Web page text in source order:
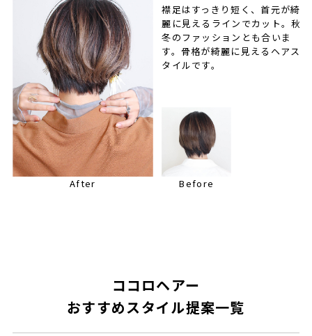
After Before
襟足はすっきり短く、首元が綺
麗に見えるラインでカット。秋
冬のファッションとも合いま
す。骨格が綺麗に見えるヘアス
タイルです。
ココロヘアー
おすすめスタイル提案一覧